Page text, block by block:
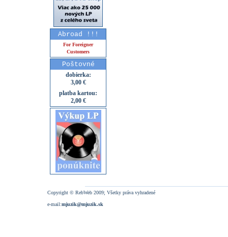
Abroad !!!
For Foreigner
Customers
Poštovné
dobierka:
3,00 €
platba kartou:
2,00 €
Copyright © RebWeb 2009; Všetky práva vyhradené
e-mail:mjuzik@mjuzik.sk